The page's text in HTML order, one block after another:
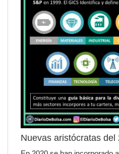
Nuevas aristócratas del